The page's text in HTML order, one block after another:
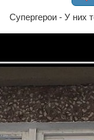
Супергерои - У них